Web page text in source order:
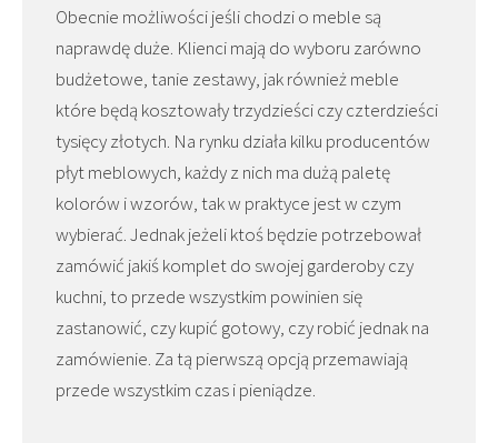
Obecnie możliwości jeśli chodzi o meble są
naprawdę duże. Klienci mają do wyboru zarówno
budżetowe, tanie zestawy, jak również meble
które będą kosztowały trzydzieści czy czterdzieści
tysięcy złotych. Na rynku działa kilku producentów
płyt meblowych, każdy z nich ma dużą paletę
kolorów i wzorów, tak w praktyce jest w czym
wybierać. Jednak jeżeli ktoś będzie potrzebował
zamówić jakiś komplet do swojej garderoby czy
kuchni, to przede wszystkim powinien się
zastanowić, czy kupić gotowy, czy robić jednak na
zamówienie. Za tą pierwszą opcją przemawiają
przede wszystkim czas i pieniądze.